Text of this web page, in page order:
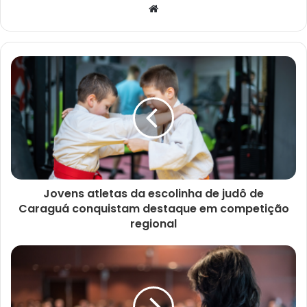
Website
Jovens atletas da escolinha de judô de
Caraguá conquistam destaque em competição
regional